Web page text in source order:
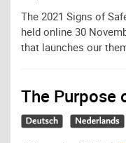
The 2021 Signs of
held online 30
that launches our
The Purpose